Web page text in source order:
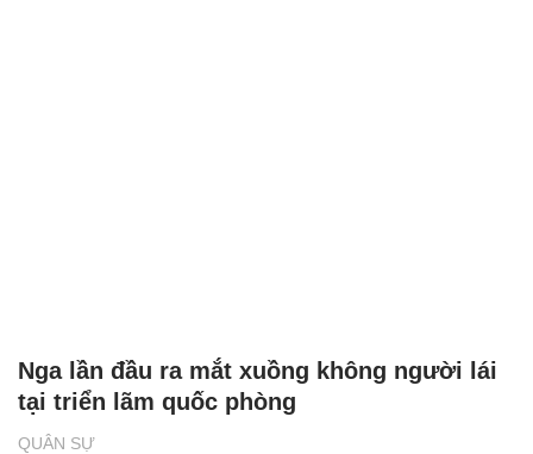
QUÂN SỰ
Nga lần đầu ra mắt xuồng không người lái
tại triển lãm quốc phòng